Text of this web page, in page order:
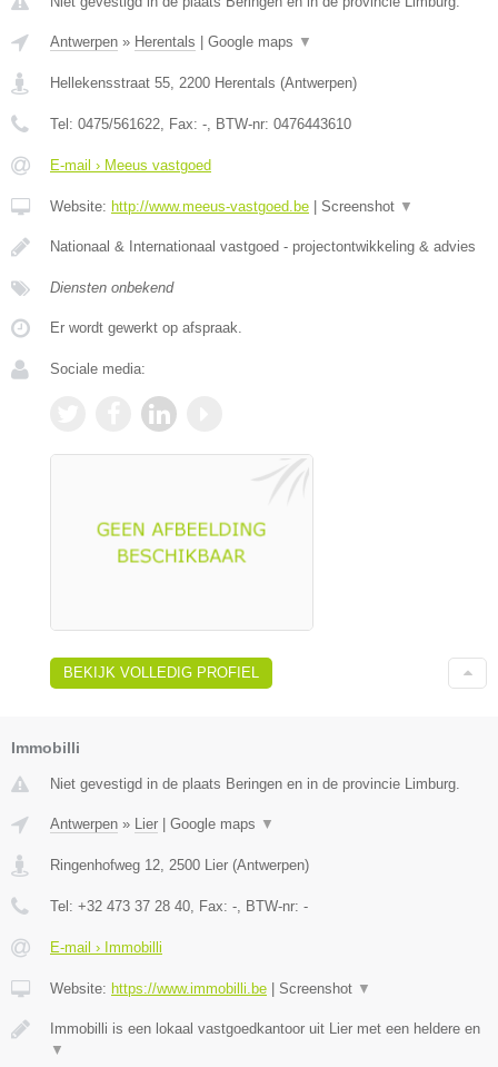
Antwerpen » Herentals Google maps ▼
Hellekensstraat 55, 2200 Herentals (Antwerpen)
Tel: 0475/561622, Fax: -, BTW-nr: 0476443610
E-mail › Meeus vastgoed
Website: http://www.meeus-vastgoed.be Screenshot ▼
Nationaal & Internationaal vastgoed - projectontwikkeling & advies
Diensten onbekend
Er wordt gewerkt op afspraak.
Sociale media:
BEKIJK VOLLEDIG PROFIEL
Immobilli
Niet gevestigd in de plaats Beringen en in de provincie Limburg.
Antwerpen » Lier Google maps ▼
Ringenhofweg 12, 2500 Lier (Antwerpen)
Tel: +32 473 37 28 40, Fax: -, BTW-nr: -
E-mail › Immobilli
Website: https://www.immobilli.be Screenshot ▼
Immobilli is een lokaal vastgoedkantoor uit Lier met een heldere en
▼